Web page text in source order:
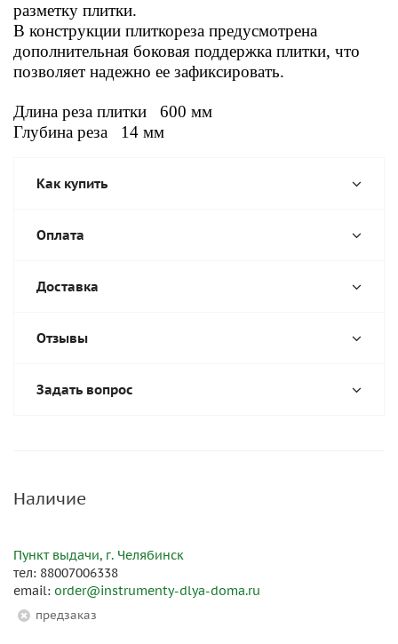
разметку плитки.
В конструкции плиткореза предусмотрена
дополнительная боковая поддержка плитки, что
позволяет надежно ее зафиксировать.
Длина реза плитки 600 мм
Глубина реза 14 мм
Как купить
Оплата
Доставка
Отзывы
Задать вопрос
Наличие
Пункт выдачи, г. Челябинск
тел: 88007006338
email: order@instrumenty-dlya-doma.ru
Предзаказ